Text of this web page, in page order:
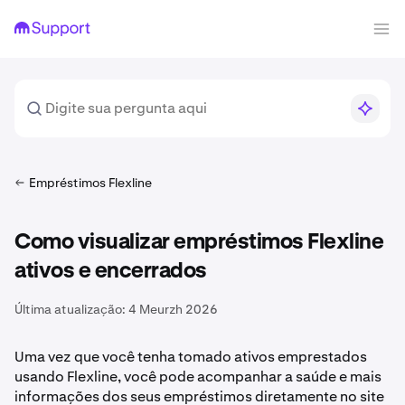
Empréstimos Flexline
Como visualizar empréstimos Flexline
ativos e encerrados
Última atualização: 4 Meurzh 2026
Uma vez que você tenha tomado ativos emprestados
usando Flexline, você pode acompanhar a saúde e mais
informações dos seus empréstimos diretamente no site